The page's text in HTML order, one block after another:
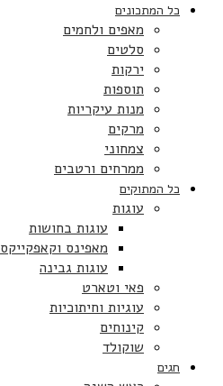
כל המתכונים
מאפים ולחמים
סלטים
ירקות
תוספות
מנות עיקריות
מרקים
צמחוני
ממרחים ורטבים
כל המתוקים
עוגות
עוגות בחושות
מאפינס וקאפקייקס
עוגות גבינה
פאי וטארט
עוגיות וחיתוכיות
קינוחים
שוקולד
חגים